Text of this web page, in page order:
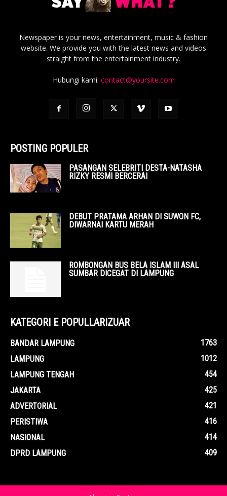
Newspaper is your news, entertainment, music & fashion
website. We provide you with the latest news and videos
straight from the entertainment industry.
Hubungi kami: contact@yoursite.com
POSTING POPULER
PASANGAN SELEBRITI DESTA-NATASHA
RIZKY RESMI BERCERAI
DEBUT PRATAMA ARHAN DI SUWON FC,
DIWARNAI KARTU MERAH
ROMBONGAN BUS BELA ISLAM III ASAL
SUMBAR DICEGAT DI LAMPUNG
KATEGORI E POPULLARIZUAR
BANDAR LAMPUNG
1763
LAMPUNG
1012
LAMPUNG TENGAH
454
JAKARTA
425
ADVERTORIAL
421
PERISTIWA
416
NASIONAL
414
DPRD LAMPUNG
409